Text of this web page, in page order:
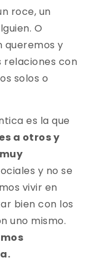
roce, un
O
queremos y
relaciones con
solos o
es la que
a otros y
y no se
vivir en
bien con los
uno mismo.